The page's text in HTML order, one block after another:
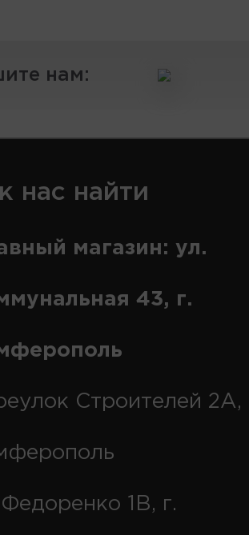
нам:
нас найти
магазин: ул.
43, г.
Строителей 2А,
1В, г.